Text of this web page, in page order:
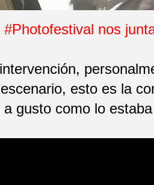
#Photofestival nos
esto es la
gusto como lo